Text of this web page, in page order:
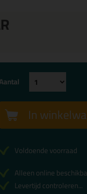
In
Voldoende voorraad
Alleen online
Levertijd controleren...